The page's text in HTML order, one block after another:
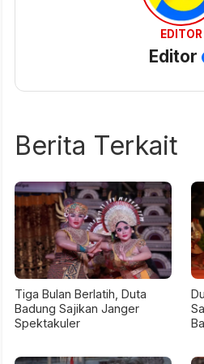
EDITOR
Editor
Berita Terkait
Tiga Bulan Berlatih, Duta
Badung Sajikan Janger
Spektakuler